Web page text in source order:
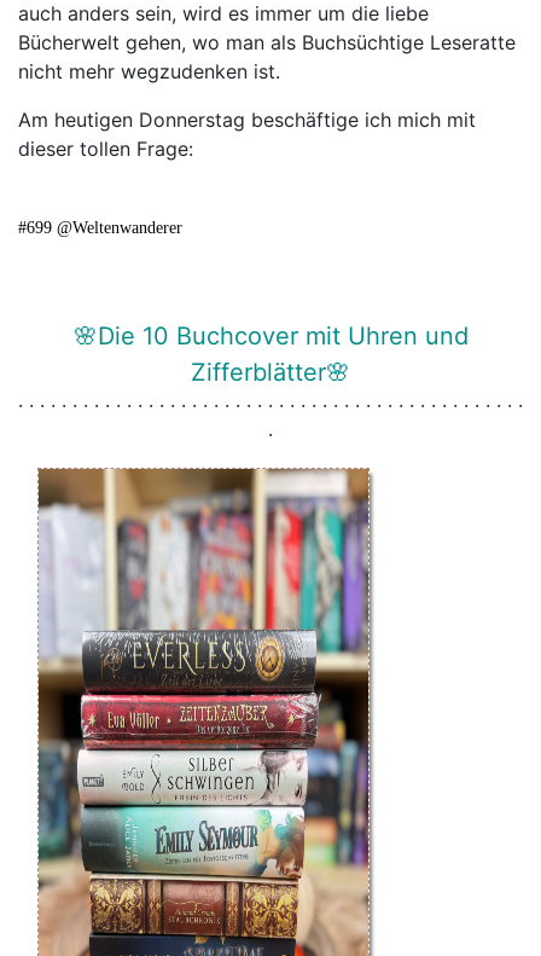
auch anders sein, wird es immer um die liebe
Bücherwelt gehen, wo man als Buchsüchtige Leseratte
nicht mehr wegzudenken ist.
Am heutigen Donnerstag beschäftige ich mich mit
dieser tollen Frage:
#699 @Weltenwanderer
🌸Die 10 Buchcover mit Uhren und
Zifferblätter🌸
· · · · · · · · · · · · · · · · · · · · · · · · · · · · · · · · · · · · · · · · · · · · · · ·
·